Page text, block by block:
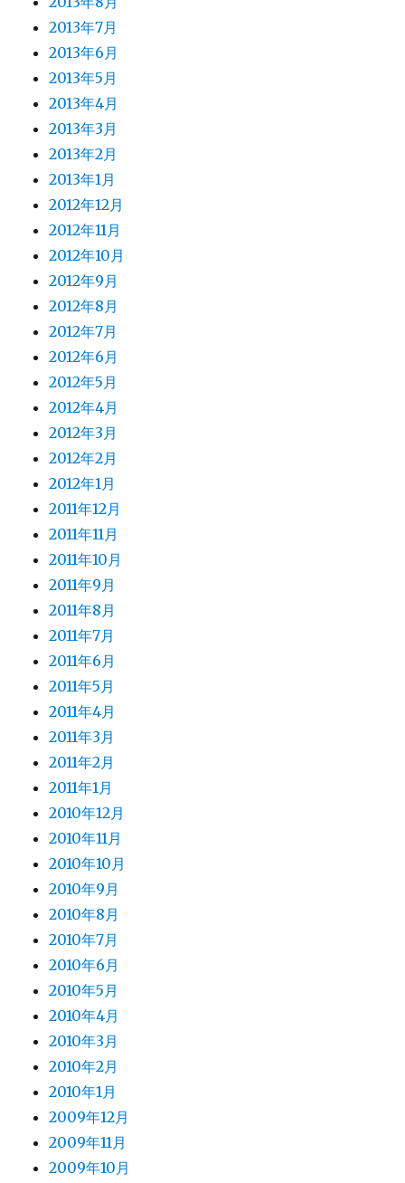
2013年7月
2013年6月
2013年5月
2013年4月
2013年3月
2013年2月
2013年1月
2012年12月
2012年11月
2012年10月
2012年9月
2012年8月
2012年7月
2012年6月
2012年5月
2012年4月
2012年3月
2012年2月
2012年1月
2011年12月
2011年11月
2011年10月
2011年9月
2011年8月
2011年7月
2011年6月
2011年5月
2011年4月
2011年3月
2011年2月
2011年1月
2010年12月
2010年11月
2010年10月
2010年9月
2010年8月
2010年7月
2010年6月
2010年5月
2010年4月
2010年3月
2010年2月
2010年1月
2009年12月
2009年11月
2009年10月